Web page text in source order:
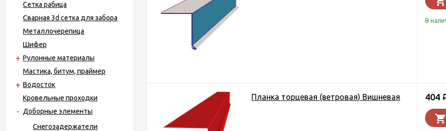
Сетка рабица
Сварная 3d сетка для забора
Металло­черепица
Шифер
Рулонные материалы
Мастика, битум, праймер
Водосток
Кровельные проходки
Доборные элементы
Снегозадержатели
В
Планка торцевая (ветровая) Вишневая 404